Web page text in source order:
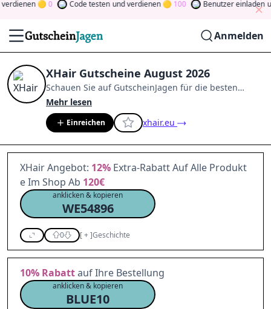
0 Code testen und verdienen 100 Benutzer einladen
Anmelden
XHair Gutscheine August 2026
Schauen Sie auf GutscheinJagen für die besten
XHair -Angebote im
der Community
und verdienen Sie Tokens, indem Sie
durch Abstimmen, Testen, Teilen und mehr
beitragen. Drehen Sie den Glücksklee
Sie Geld
Mehr lesen
Einreichen xhair.eu
XHair Angebot: 12% Extra-Rabatt Auf Alle Produkt
e Im Shop Ab 120€
anklicken & kopieren
WE54896
0 [+]Geschichte
10% Rabattauf Ihre Bestellung
anklicken & kopieren
BLUE10